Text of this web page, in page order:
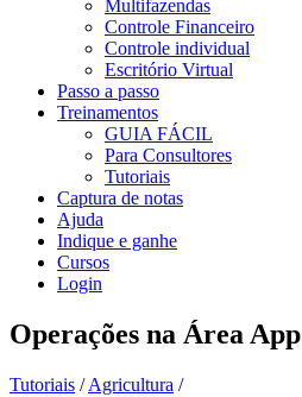
Multifazendas
Controle Financeiro
Controle individual
Escritório Virtual
Passo a passo
Treinamentos
GUIA FÁCIL
Para Consultores
Tutoriais
Captura de notas
Ajuda
Indique e ganhe
Cursos
Login
Operações na Área App
Tutoriais / Agricultura /